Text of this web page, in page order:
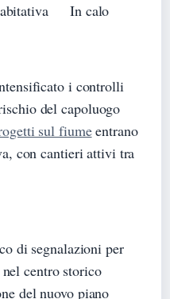
In calo
i controlli
del capoluogo
sul fiumeentrano
con cantieri attivi tra
di segnalazioni per
centro storico
del nuovo piano